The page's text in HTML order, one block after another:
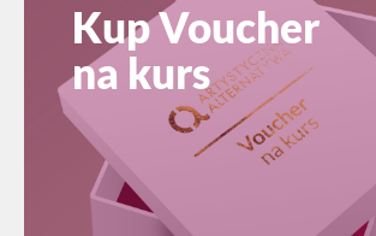
Kup Voucher
na kurs